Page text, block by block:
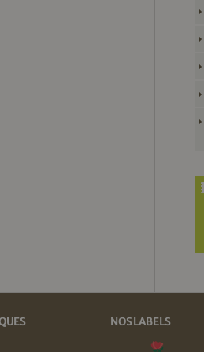
NOS LABELS